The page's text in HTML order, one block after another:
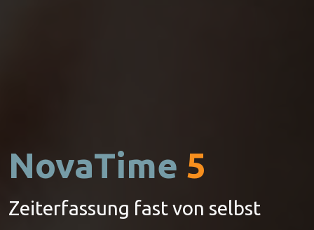
NovaTime 5
Zeiterfassung fast von selbst